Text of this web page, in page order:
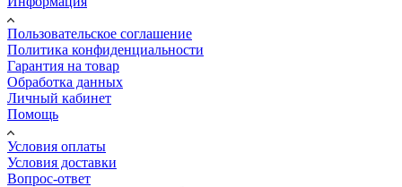
Пользовательское соглашение
Политика конфиденциальности
Гарантия на товар
Обработка данных
Личный кабинет
Помощь
Условия оплаты
Условия доставки
Вопрос-ответ